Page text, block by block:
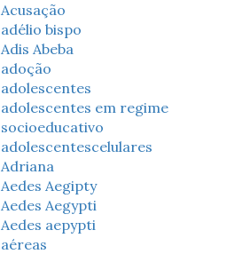
Acusação
adélio bispo
Adis Abeba
adoção
adolescentes
adolescentes em regime
socioeducativo
adolescentescelulares
Adriana
Aedes Aegipty
Aedes Aegypti
Aedes aepypti
aéreas